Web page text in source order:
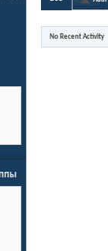
No Recent Activity